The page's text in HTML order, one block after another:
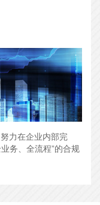
力在企业内部完
务、全流程”的合规